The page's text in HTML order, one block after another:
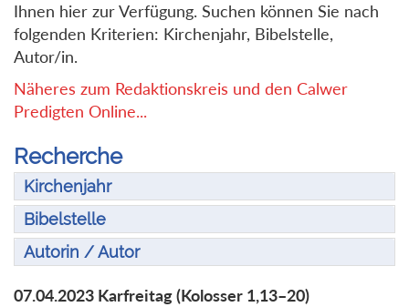
Ihnen hier zur Verfügung. Suchen können Sie nach
folgenden Kriterien: Kirchenjahr, Bibelstelle,
Autor/in.
Näheres zum Redaktionskreis und den Calwer
Predigten Online...
Recherche
Kirchenjahr
Bibelstelle
Autorin / Autor
07.04.2023 Karfreitag(Kolosser 1,13–20)